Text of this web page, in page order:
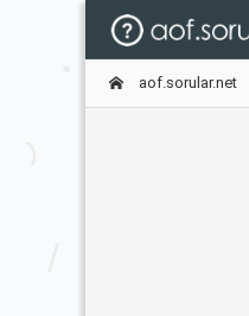
aof.sorular.net